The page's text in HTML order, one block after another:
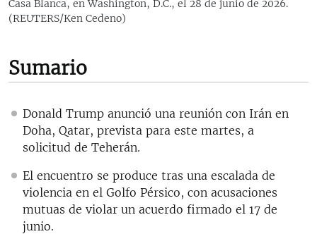
SER VIEJO EN CUBA
SÍGUENOS
Casa Blanca, en Washington, D.C., el 28 de junio de 2026.
(REUTERS/Ken Cedeno)
Sumario
Donald Trump anunció una reunión con Irán en
Doha, Qatar, prevista para este martes, a
solicitud de Teherán.
El encuentro se produce tras una escalada de
violencia en el Golfo Pérsico, con acusaciones
mutuas de violar un acuerdo firmado el 17 de
junio.